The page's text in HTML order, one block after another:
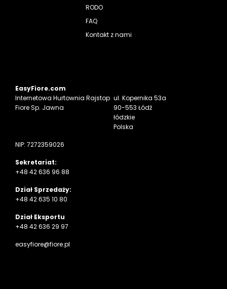
RODO
FAQ
Kontakt z nami
EasyFiore.com
Internetowa Hurtownia Rajstop
Fiore Sp. Jawna
ul. Kopernika 53a
90-553 Łódź
łódzkie
Polska
NIP: 7272359026
Sekretariat:
+48 42 636 96 88
Dział Sprzedaży:
+48 42 635 10 80
Dział Eksportu
+48 42 636 29 97
easyfiore@fiore.pl